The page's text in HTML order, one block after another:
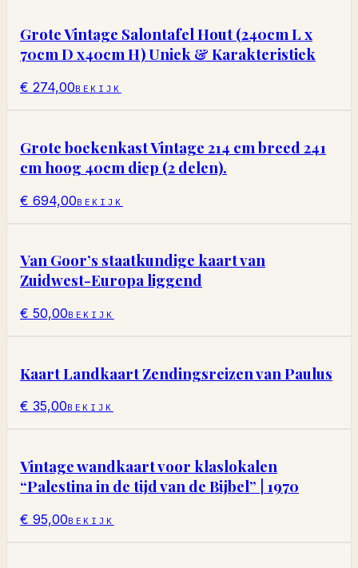
Grote Vintage Salontafel Hout (240cm L x
70cm D x40cm H) Uniek & Karakteristiek
€ 274,00BEKIJK
Grote boekenkast Vintage 214 cm breed 241
cm hoog 40cm diep (2 delen).
€ 694,00BEKIJK
Van Goor’s staatkundige kaart van
Zuidwest-Europa liggend
€ 50,00BEKIJK
Kaart Landkaart Zendingsreizen van Paulus
€ 35,00BEKIJK
Vintage wandkaart voor klaslokalen
“Palestina in de tijd van de Bijbel” | 1970
€ 95,00BEKIJK